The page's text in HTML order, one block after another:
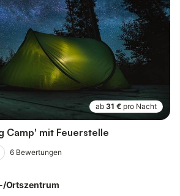
ab 31 € pro Nacht
Camp' mit Feuerstelle
6 Bewertungen
Ortszentrum